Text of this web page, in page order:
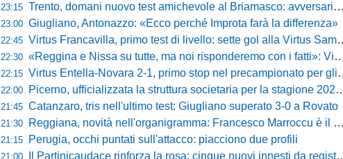
23:15 Trento, domani nuovo test amichevole al Briamasco: avversaria la Roma Under 20
23:00 Giugliano, Antonazzo: «Ecco perché Improta farà la differenza»
22:45 Virtus Francavilla, primo test di livello: sette gol alla Virtus Sammarco e colpo in difesa
22:30 «Reggina e Nissa su tutte, ma noi risponderemo con i fatti»: Vibonese, parla il ds Maglia
22:15 Virtus Entella-Novara 2-1, primo stop nel precampionato per gli azzurri: Forte ribalta Lartey nel finale
22:00 Picerno, ufficializzata la struttura societaria per la stagione 2026-2027
21:45 Catanzaro, tris nell'ultimo test: Giugliano superato 3-0 a Rovato
21:30 Reggiana, novità nell'organigramma: Francesco Marroccu è il nuovo DG dell'Area Tecnica
21:15 Perugia, occhi puntati sull'attacco: piacciono due profili
21:00 Il Partinicaudace rinforza la rosa: cinque nuovi innesti da registrare